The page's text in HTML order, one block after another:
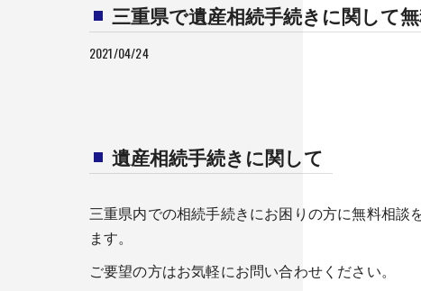
三重県で遺産相続手続きに関して
2021/04/24
遺産相続手続きに関して
三重県内での相続手続きにお困りの方に無料相談
ます。
ご要望の方はお気軽にお問い合わせください。